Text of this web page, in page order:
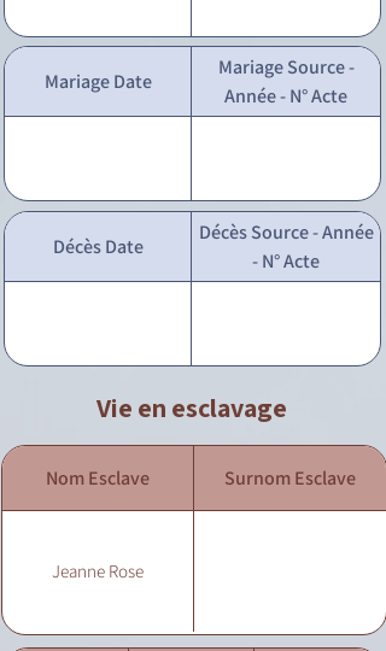
Mariage Date
Mariage Source -
Année - N° Acte
Décès Date
Décès Source - Année
- N° Acte
Vie en esclavage
Nom Esclave Surnom Esclave
Jeanne Rose